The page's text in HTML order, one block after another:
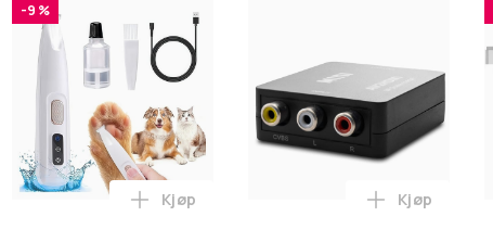
i A4-størrelse - 24 stk. i handlekurven
-9 %
Legg Hundetrimmer / Potetrimmer -
Kjøp Legg RCA
Kjøp